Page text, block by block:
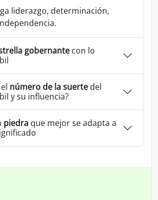
liderazgo, determinación,
gobernante con lo
número de la suerte del
y su influencia?
piedra que mejor se adapta a